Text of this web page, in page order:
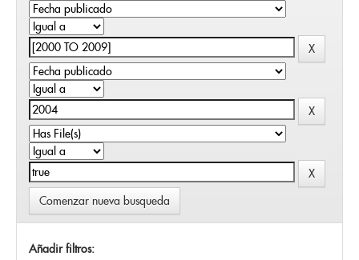
Comenzar nueva busqueda
Añadir filtros: